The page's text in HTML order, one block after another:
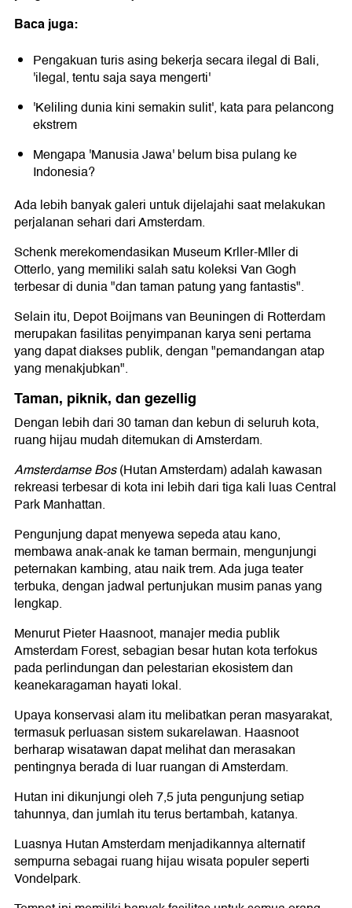
Baca juga:
Pengakuan turis asing bekerja secara ilegal di Bali,
'ilegal, tentu saja saya mengerti'
'Keliling dunia kini semakin sulit', kata para pelancong
ekstrem
Mengapa 'Manusia Jawa' belum bisa pulang ke
Indonesia?
Ada lebih banyak galeri untuk dijelajahi saat melakukan
perjalanan sehari dari Amsterdam.
Schenk merekomendasikan Museum Krller-Mller di
Otterlo, yang memiliki salah satu koleksi Van Gogh
terbesar di dunia "dan taman patung yang fantastis".
Selain itu, Depot Boijmans van Beuningen di Rotterdam
merupakan fasilitas penyimpanan karya seni pertama
yang dapat diakses publik, dengan "pemandangan atap
yang menakjubkan".
Taman, piknik, dan gezellig
Dengan lebih dari 30 taman dan kebun di seluruh kota,
ruang hijau mudah ditemukan di Amsterdam.
Amsterdamse Bos(Hutan Amsterdam) adalah kawasan
rekreasi terbesar di kota ini lebih dari tiga kali luas Central
Park Manhattan.
Pengunjung dapat menyewa sepeda atau kano,
membawa anak-anak ke taman bermain, mengunjungi
peternakan kambing, atau naik trem. Ada juga teater
terbuka, dengan jadwal pertunjukan musim panas yang
lengkap.
Menurut Pieter Haasnoot, manajer media publik
Amsterdam Forest, sebagian besar hutan kota terfokus
pada perlindungan dan pelestarian ekosistem dan
keanekaragaman hayati lokal.
Upaya konservasi alam itu melibatkan peran masyarakat,
termasuk perluasan sistem sukarelawan. Haasnoot
berharap wisatawan dapat melihat dan merasakan
pentingnya berada di luar ruangan di Amsterdam.
Hutan ini dikunjungi oleh 7,5 juta pengunjung setiap
tahunnya, dan jumlah itu terus bertambah, katanya.
Luasnya Hutan Amsterdam menjadikannya alternatif
sempurna sebagai ruang hijau wisata populer seperti
Vondelpark.